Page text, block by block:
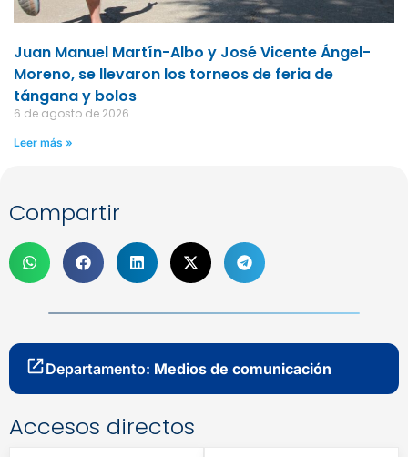
Juan Manuel Martín-Albo y José Vicente Ángel-
Moreno, se llevaron los torneos de feria de
tángana y bolos
6 de agosto de 2026
Leer más »
Compartir
Departamento: Medios de comunicación
Accesos directos